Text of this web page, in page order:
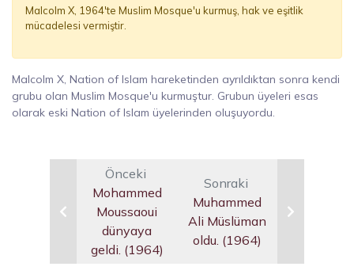
Malcolm X, 1964'te Muslim Mosque'u kurmuş, hak ve eşitlik
mücadelesi vermiştir.
Malcolm X, Nation of Islam hareketinden ayrıldıktan sonra kendi
grubu olan Muslim Mosque'u kurmuştur. Grubun üyeleri esas
olarak eski Nation of Islam üyelerinden oluşuyordu.
Önceki
Mohammed
Moussaoui
dünyaya
geldi. (1964)
Sonraki
Muhammed
Ali Müslüman
oldu. (1964)